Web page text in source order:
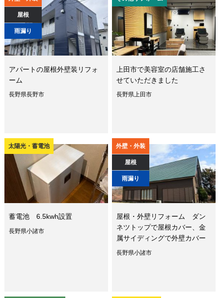
屋根
雨漏り
アパートの屋根外壁装リフォ
ーム
長野県長野市
上田市で美容室の店舗施工さ
せていただきました
長野県上田市
太陽光・蓄電池
蓄電池 6.5kwh設置
長野県小諸市
外壁・外装
屋根
雨漏り
屋根・外壁リフォーム ダン
ネツトップで屋根カバー、金
属サイディングで外壁カバー
長野県小諸市